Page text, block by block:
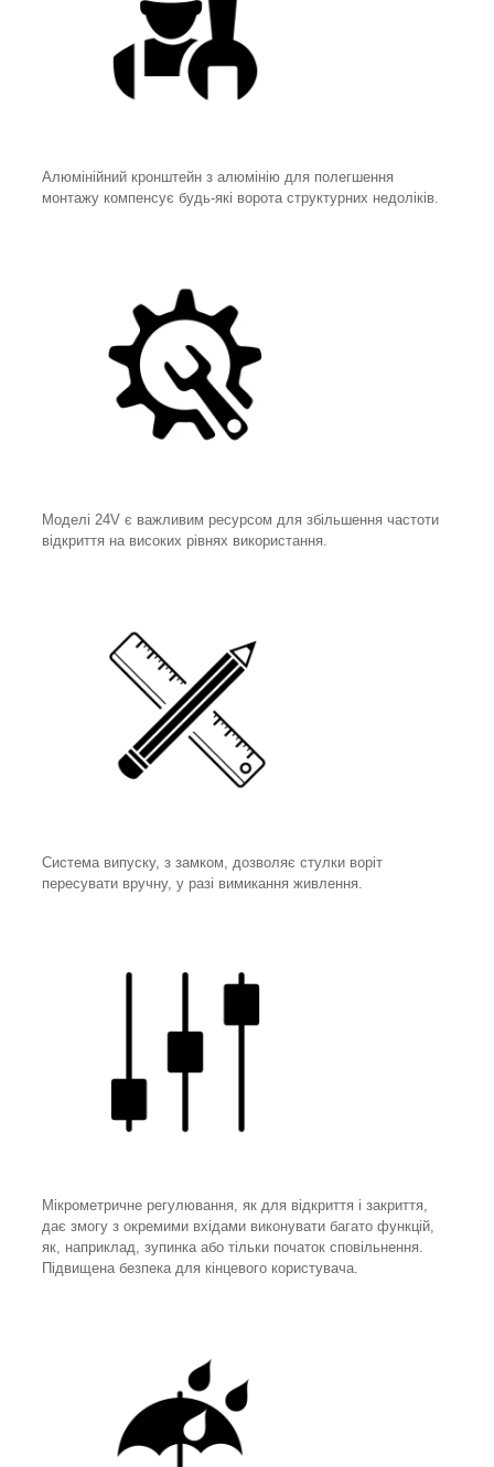
Алюмінійний кронштейн з алюмінію для полегшення
монтажу компенсує будь-які ворота структурних недоліків.
Моделі 24V є важливим ресурсом для збільшення частоти
відкриття на високих рівнях використання.
Система випуску, з замком, дозволяє стулки воріт
пересувати вручну, у разі вимикання живлення.
Мікрометричне регулювання, як для відкриття і закриття,
дає змогу з окремими вхідами виконувати багато функцій,
як, наприклад, зупинка або тільки початок сповільнення.
Підвищена безпека для кінцевого користувача.